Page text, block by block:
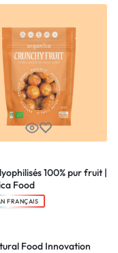
100% pur fruit |
Food
FRANÇAIS
Food Innovation